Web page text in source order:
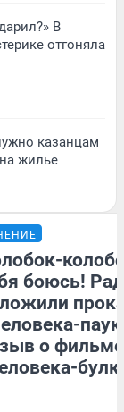
В
отгоняла
казанцам
жилье
боюсь!
о